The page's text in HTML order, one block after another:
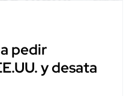
pedir
y desata